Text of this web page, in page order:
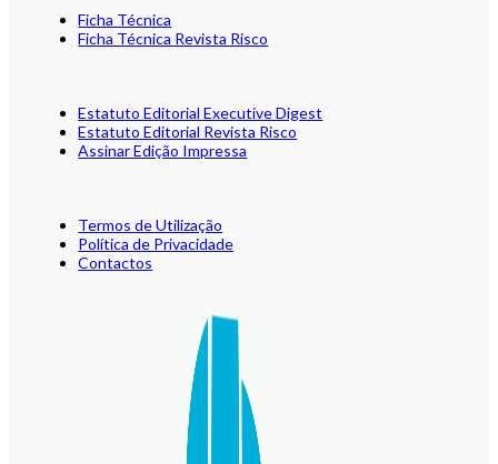
Ficha Técnica
Ficha Técnica Revista Risco
Estatuto Editorial Executive Digest
Estatuto Editorial Revista Risco
Assinar Edição Impressa
Termos de Utilização
Política de Privacidade
Contactos